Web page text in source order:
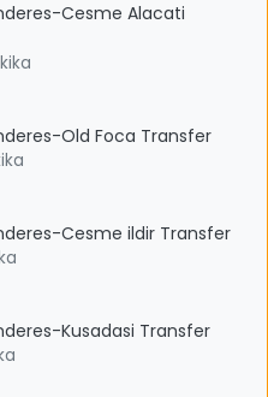
Cesme Alacati
Old Foca Transfer
Cesme ildir Transfer
Kusadasi Transfer